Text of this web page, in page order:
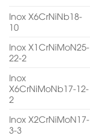
Inox X6CrNiNb18-
10
Inox X1CrNiMoN25-
22-2
Inox
X6CrNiMoNb17-12-
2
Inox X2CrNiMoN17-
3-3